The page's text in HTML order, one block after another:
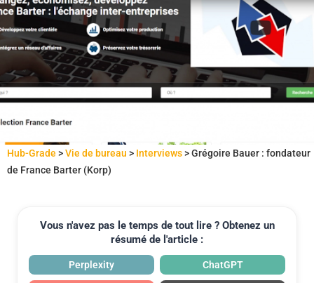
Hub-Grade >Vie de bureau > Interviews>Grégoire Bauer : fondateur
de France Barter (Korp)
Vous n'avez pas le temps de tout lire ? Obtenez un
résumé de l'article :
Perplexity ChatGPT